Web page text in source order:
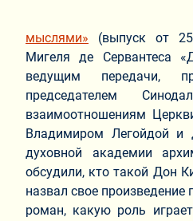
мыслями» (выпуск от
Мигеля де Сервантеса
ведущим передачи,
председателем
взаимоотношениям
Владимиром Легойдой и
духовной академии
обсудили, кто такой Дон
назвал свое
роман, какую роль